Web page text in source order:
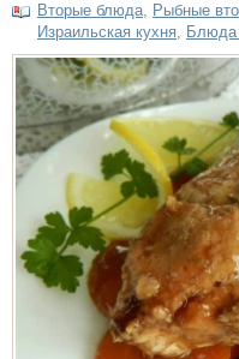
Вторые блюда, Рыбные
Израильская кухня, Блюда